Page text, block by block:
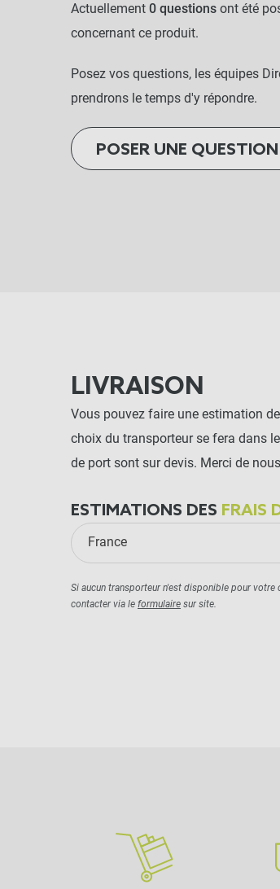
Actuellement 0 questions ont été
concernant ce produit.
Posez vos questions, les équipes
prendrons le temps d'y répondre.
POSER UNE QUESTION
LIVRAISON
Vous pouvez faire une estimation
choix du transporteur se fera dans
de port sont sur devis. Merci de
ESTIMATIONS DES FRAIS
France
Si aucun transporteur n'est disponible pour
contacter via le formulaire sur site.